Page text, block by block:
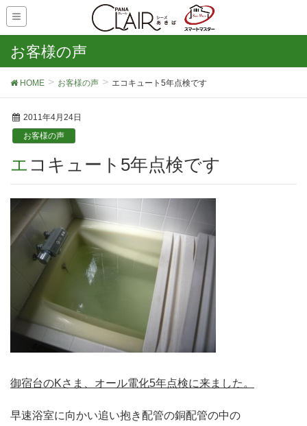
お客様の声
HOME お客様の声 エコキュート5年点検です
2011年4月24日
お客様の声
エコキュート5年点検です
御宿台のKさま、オール電化5年点検に来ました。
早速浴室に向かい追い抱き配管の銅配管の中の